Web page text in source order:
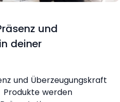
und
deiner
und Überzeugungskraft
werden